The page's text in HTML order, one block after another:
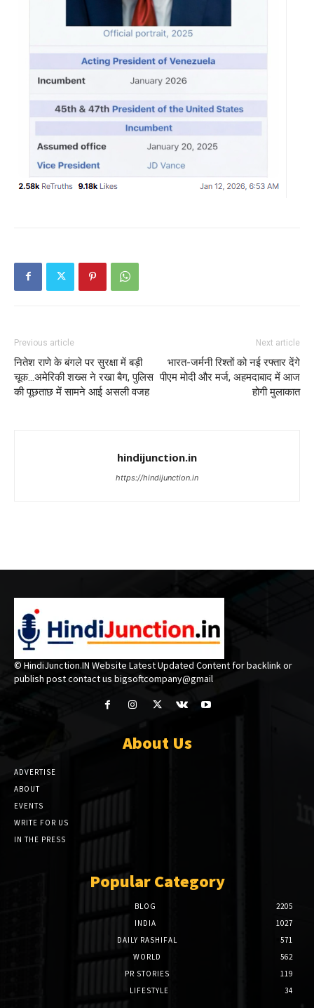
Previous article
नितेश राणे के बंगले पर सुरक्षा में बड़ी
चूक…अमेरिकी शख्स ने रखा बैग, पुलिस
की पूछताछ में सामने आई असली वजह
Next article
भारत-जर्मनी रिश्तों को नई रफ्तार देंगे
पीएम मोदी और मर्ज, अहमदाबाद में आज
होगी मुलाकात
hindijunction.in
https://hindijunction.in
© HindiJunction.IN Website Latest Updated Content for backlink or
publish post contact us bigsoftcompany@gmail
About Us
ADVERTISE
ABOUT
EVENTS
WRITE FOR US
IN THE PRESS
Popular Category
BLOG
2205
INDIA
1027
DAILY RASHIFAL
571
WORLD
562
PR STORIES
119
LIFESTYLE
34